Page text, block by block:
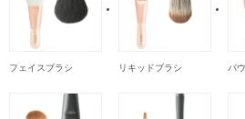
フェイスブラシ リキッドブラシ パ